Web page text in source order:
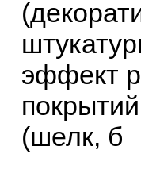
эффект
(шелк, б